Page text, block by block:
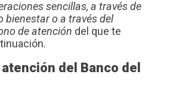
sencillas, a través de
bienestar o a través del
de atención del que te
del Banco del